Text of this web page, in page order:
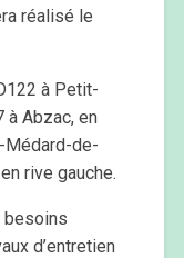
réalisé le
à Petit-
à Abzac, en
Médard-de-
rive gauche.
besoins
d’entretien